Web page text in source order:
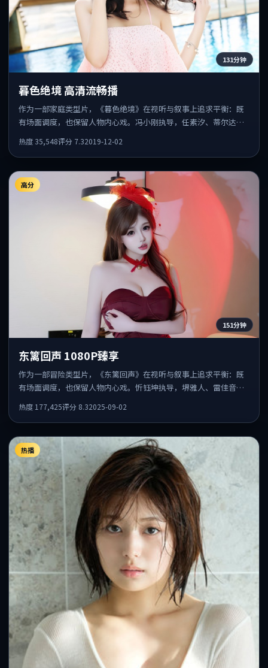
131分钟
暮色绝境 高清流畅播
作为一部家庭类型片，《暮色绝境》在视听与叙事上追求平衡：既
有场面调度，也保留人物内心戏。冯小刚执导，任素汐、蒂尔达·
热度 35,548评分 7.32019-12-02
高分
151分钟
东篱回声 1080P臻享
作为一部冒险类型片，《东篱回声》在视听与叙事上追求平衡：既
有场面调度，也保留人物内心戏。忻钰坤执导，堺雅人、雷佳音、
热度 177,425评分 8.32025-09-02
热播